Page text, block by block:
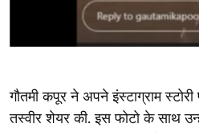
गौतमी कपूर ने अपने इंस्टाग्राम
तस्वीर शेयर की. इस फोटो के साथ